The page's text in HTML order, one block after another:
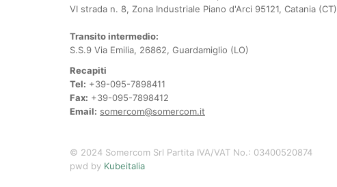
VI strada n. 8, Zona Industriale Piano d'Arci 95121, Catania (CT)
Transito intermedio:
S.S.9 Via Emilia, 26862, Guardamiglio (LO)
Recapiti
Tel: +39-095-7898411
Fax: +39-095-7898412
Email: somercom@somercom.it
© 2024 Somercom Srl Partita IVA/VAT No.: 03400520874
pwd by Kubeitalia